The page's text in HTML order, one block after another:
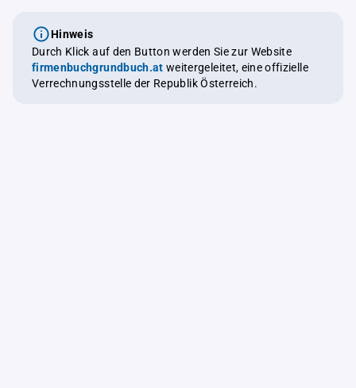
Hinweis
Durch Klick auf den Button werden Sie zur Website
firmenbuchgrundbuch.at weitergeleitet, eine offizielle
Verrechnungsstelle der Republik Österreich.